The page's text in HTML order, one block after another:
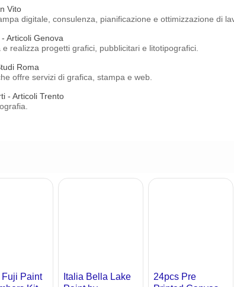
Vito
digitale, consulenza, pianificazione e ottimizzazione di
Articoli Genova
realizza progetti grafici, pubblicitari e litotipografici.
Roma
offre servizi di grafica, stampa e web.
- Articoli Trento